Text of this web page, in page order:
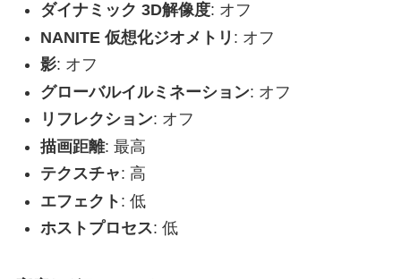
ダイナミック 3D解像度: オフ
NANITE 仮想化ジオメトリ : オフ
影: オフ
グローバルイルミネーション: オフ
リフレクション: オフ
描画距離: 最高
テクスチャ: 高
エフェクト : 低
ホストプロセス: 低